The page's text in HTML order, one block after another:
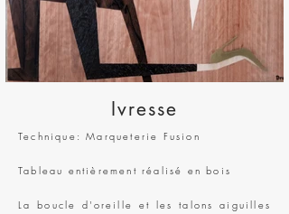
Ivresse
Technique: Marqueterie Fusion
Tableau entièrement réalisé en bois
La boucle d'oreille et les talons aiguilles